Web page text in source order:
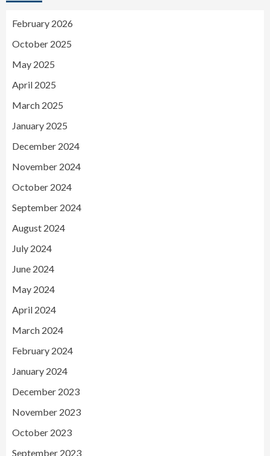
February 2026
October 2025
May 2025
April 2025
March 2025
January 2025
December 2024
November 2024
October 2024
September 2024
August 2024
July 2024
June 2024
May 2024
April 2024
March 2024
February 2024
January 2024
December 2023
November 2023
October 2023
September 2023